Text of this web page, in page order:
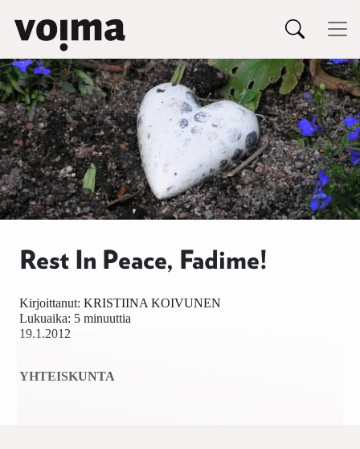
Siirry sisältöön
Päävalikko
Rest In Peace, Fadime!
19.1.2012
Kirjoittanut: KRISTIINA KOIVUNEN
Lukuaika: 5 minuuttia
YHTEISKUNTA